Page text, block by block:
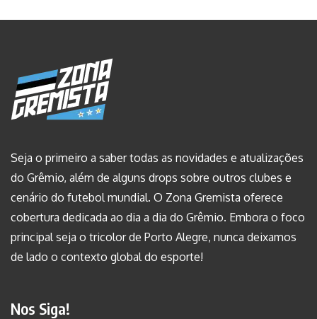
Seja o primeiro a saber todas as novidades e atualizações
do Grêmio, além de alguns drops sobre outros clubes e
cenário do futebol mundial. O Zona Gremista oferece
cobertura dedicada ao dia a dia do Grêmio. Embora o foco
principal seja o tricolor de Porto Alegre, nunca deixamos
de lado o contexto global do esporte!
Nos Siga!